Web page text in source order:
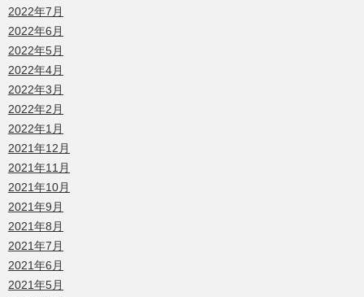
2022年7月
2022年6月
2022年5月
2022年4月
2022年3月
2022年2月
2022年1月
2021年12月
2021年11月
2021年10月
2021年9月
2021年8月
2021年7月
2021年6月
2021年5月